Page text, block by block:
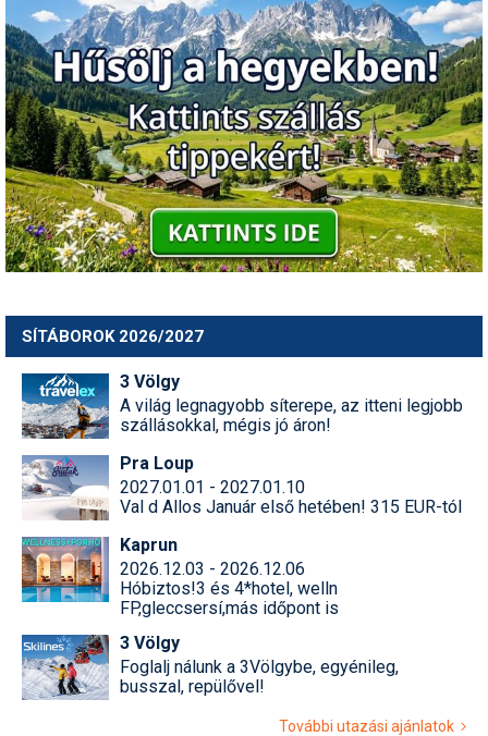
SÍTÁBOROK 2026/2027
3 Völgy
A világ legnagyobb síterepe, az itteni legjobb
szállásokkal, mégis jó áron!
Pra Loup
2027.01.01 - 2027.01.10
Val d Allos Január első hetében! 315 EUR-tól
Kaprun
2026.12.03 - 2026.12.06
Hóbiztos!3 és 4*hotel, welln
FP,gleccsersí,más időpont is
3 Völgy
Foglalj nálunk a 3Völgybe, egyénileg,
busszal, repülővel!
További utazási ajánlatok